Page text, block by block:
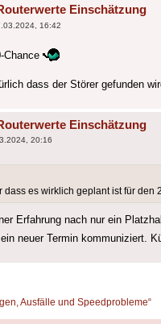
Einschätzung
16:42
Chance
dass der Störer gefunden
Einschätzung
20:16
dass es wirklich geplant ist für den
Erfahrung nach nur ein
neuer Termin kommuniziert.
Ausfälle und Speedprobleme“